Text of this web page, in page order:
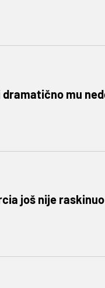
dramatično mu
još nije